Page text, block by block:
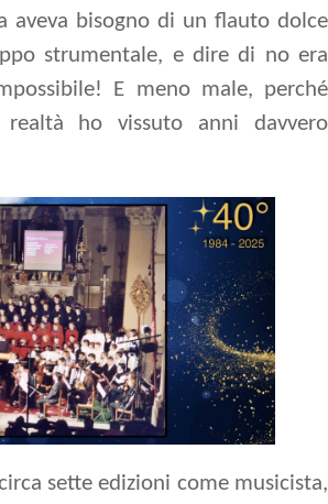
aveva bisogno di un flauto dolce
strumentale, e dire di no era
E meno male, perché
ho vissuto anni davvero
sette edizioni come musicista,